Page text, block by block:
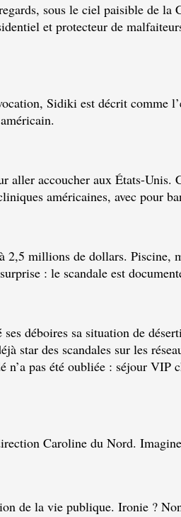
sous le ciel paisible de
et protecteur de
Sidiki est décrit comme
accoucher aux États-Unis.
américaines, avec pour
millions de dollars. Piscine,
: le scandale est
déboires sa situation de
star des scandales sur les
pas été oubliée : séjour VIP
Caroline du Nord.
de la vie publique. Ironie ?